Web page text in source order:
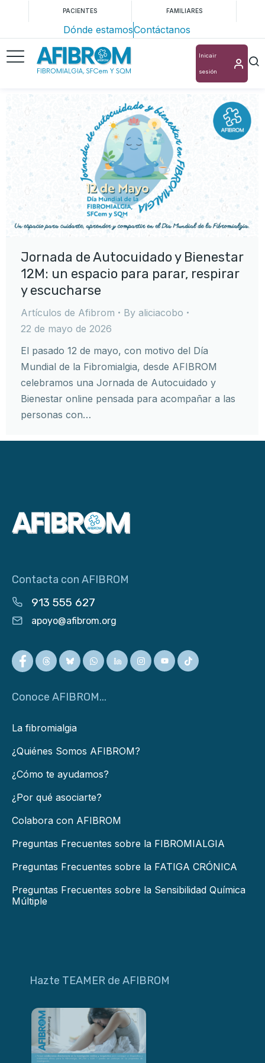
PACIENTES FAMILIARES
Dónde estamosContáctanos
Inicair
sesión
Jornada de Autocuidado y Bienestar
12M: un espacio para parar, respirar
y escucharse
Artículos de Afibrom By aliciacobo
22 de mayo de 2026
El pasado 12 de mayo, con motivo del Día
Mundial de la Fibromialgia, desde AFIBROM
celebramos una Jornada de Autocuidado y
Bienestar online pensada para acompañar a las
personas con…
Contacta con AFIBROM
913 555 627
apoyo@afibrom.org
Conoce AFIBROM...
La fibromialgia
¿Quiénes Somos AFIBROM?
¿Cómo te ayudamos?
¿Por qué asociarte?
Colabora con AFIBROM
Preguntas Frecuentes sobre la FIBROMIALGIA
Preguntas Frecuentes sobre la FATIGA CRÓNICA
Preguntas Frecuentes sobre la Sensibilidad Química
Múltiple
Hazte TEAMER de AFIBROM